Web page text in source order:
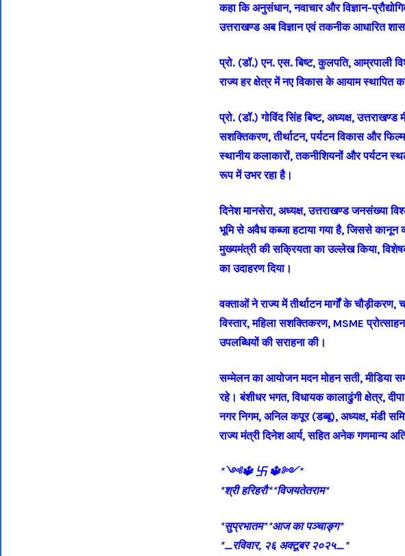
कहा कि अनुसंधान, नवाचार और विज्ञान-
उत्तराखण्ड अब विज्ञान एवं तकनीक आधारित
प्रो. (डॉ.) एन. एस. बिष्ट, कुलपति, आम्रपाली
राज्य हर क्षेत्र में नए विकास के आयाम स्थापित
प्रो. (डॉ.) गोविंद सिंह बिष्ट, अध्यक्ष,
सशक्तिकरण, तीर्थाटन, पर्यटन विकास और
स्थानीय कलाकारों, तकनीशियनों और पर्यटन
रूप में उभर रहा है।
दिनेश मानसेरा, अध्यक्ष, उत्तराखण्ड जनसंख्या
भूमि से अवैध कब्जा हटाया गया है, जिससे कानून
मुख्यमंत्री की सक्रियता का उल्लेख किया,
का उदाहरण दिया।
वक्ताओं ने राज्य में तीर्थाटन मार्गों के
विस्तार, महिला सशक्तिकरण, MSME
उपलब्धियों की सराहना की।
सम्मेलन का आयोजन मदन मोहन सती, मीडिया
रहे। बंशीधर भगत, विधायक कालाढुंगी क्षेत्र,
नगर निगम, अनिल कपूर (डब्बू), अध्यक्ष, मंडी
राज्य मंत्री दिनेश आर्य, सहित अनेक गणमान्य
*༺🔱 卐 🔱༻*
*श्री हरिहरौ**विजयतेतराम*
*सुप्रभातम**आज का पञ्चाङ्ग*
*_रविवार, २६ अक्टूबर २०२५_*